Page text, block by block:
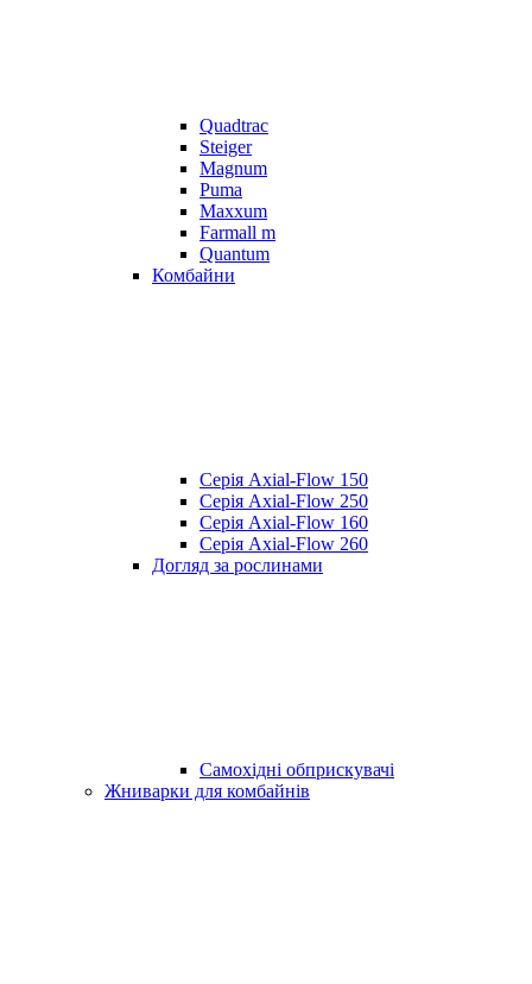
Quadtrac
Steiger
Magnum
Puma
Maxxum
Farmall m
Quantum
Комбайни
Серія Axial-Flow 150
Серія Axial-Flow 250
Серія Axial-Flow 160
Серія Axial-Flow 260
Догляд за рослинами
Самохідні обприскувачі
Жниварки для комбайнів